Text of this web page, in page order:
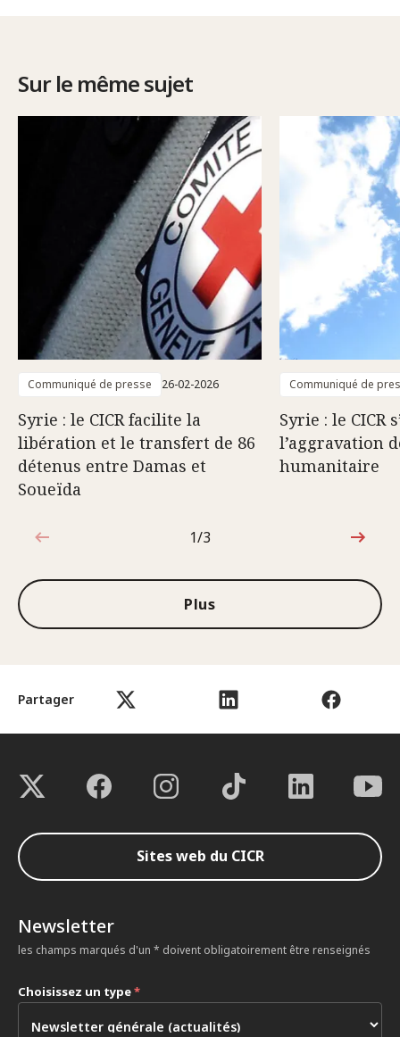
Partager
Sur le même sujet
Communiqué de presse 26-02-2026
Syrie : le CICR facilite la
libération et le transfert de 86
détenus entre Damas et
Soueïda
Communiqué de
Syrie : le CICR
l’aggravation
humanitaire
1sur3
1/3
Plus
Sites web du CICR
Newsletter
les champs marqués d'un * doivent obligatoirement être renseignés
Choisissez un type*